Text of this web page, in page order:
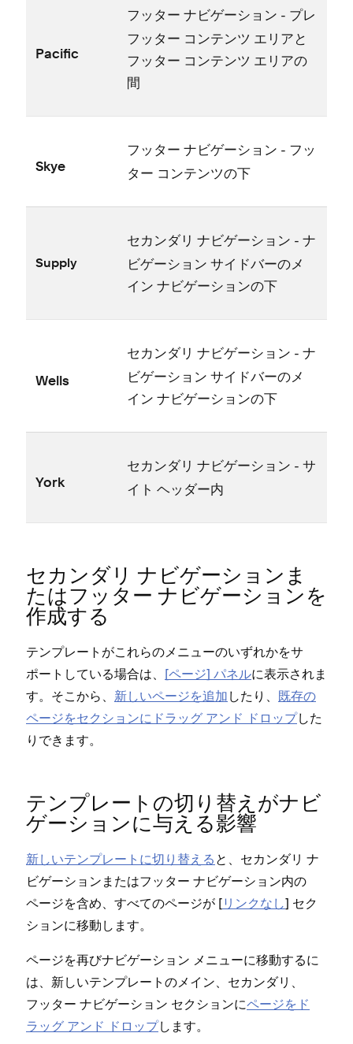
Pacific
フ⁠ッタ⁠ー ナビゲ⁠ーシ⁠ョン - プレ
フ⁠ッタ⁠ー コンテンツ エリアと
フ⁠ッタ⁠ー コンテンツ エリアの
間
Skye
フ⁠ッタ⁠ー ナビゲ⁠ーシ⁠ョン - フ⁠ッ
タ⁠ー コンテンツの下
Supply
セカンダリ ナビゲ⁠ーシ⁠ョン - ナ
ビゲ⁠ーシ⁠ョン サイドバ⁠ーのメ
イン ナビゲ⁠ーシ⁠ョンの下
Wells
セカンダリ ナビゲ⁠ーシ⁠ョン - ナ
ビゲ⁠ーシ⁠ョン サイドバ⁠ーのメ
イン ナビゲ⁠ーシ⁠ョンの下
York
セカンダリ ナビゲ⁠ーシ⁠ョン - サ
イト ヘ⁠ッダ⁠ー内
セカンダリ ナビゲ⁠ーシ⁠ョンま
たはフ⁠ッタ⁠ー ナビゲ⁠ーシ⁠ョンを
作成する
テンプレ⁠ートがこれらのメニ⁠ュ⁠ーのいずれかをサ
ポ⁠ートしている場合は⁠、 [⁠ペ⁠ージ⁠] パネルに表示されま
す⁠。そこから⁠、 新しいペ⁠ージを追加 したり⁠、 既存の
ペ⁠ージをセクシ⁠ョンにドラ⁠ッグ アンド ドロ⁠ップした
りできます⁠。
テンプレ⁠ートの切り替えがナビ
ゲ⁠ーシ⁠ョンに与える影響
新しいテンプレ⁠ートに切り替える と⁠、セカンダリ ナ
ビゲ⁠ーシ⁠ョンまたはフ⁠ッタ⁠ー ナビゲ⁠ーシ⁠ョン内の
ペ⁠ージを含め⁠、すべてのペ⁠ージが [⁠リンクなし⁠] セク
シ⁠ョンに移動します⁠。
ペ⁠ージを再びナビゲ⁠ーシ⁠ョン メニ⁠ュ⁠ーに移動するに
は⁠、新しいテンプレ⁠ートのメイン⁠、セカンダリ⁠、
フ⁠ッタ⁠ー ナビゲ⁠ーシ⁠ョン セクシ⁠ョンにペ⁠ージをド
ラ⁠ッグ アンド ドロ⁠ップします⁠。